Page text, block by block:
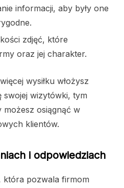
informacji, aby były one
zdjęć, które
oraz jej charakter.
wysiłku włożysz
swojej wizytówki, tym
możesz osiągnąć w
klientów.
i odpowiedziach
która pozwala firmom